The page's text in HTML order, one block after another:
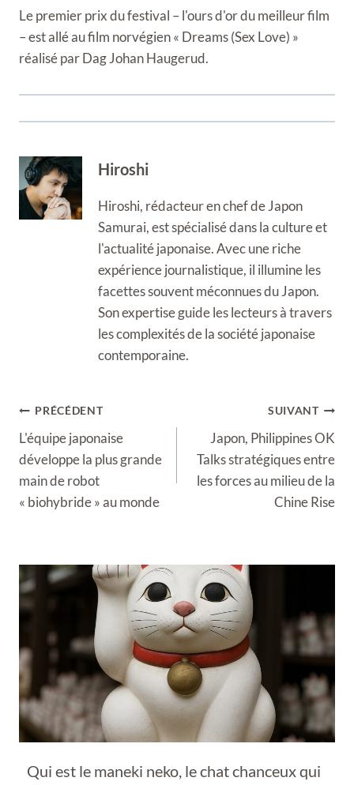
Le premier prix du festival – l'ours d'or du meilleur film
– est allé au film norvégien « Dreams (Sex Love) »
réalisé par Dag Johan Haugerud.
Hiroshi
Hiroshi, rédacteur en chef de Japon
Samurai, est spécialisé dans la culture et
l'actualité japonaise. Avec une riche
expérience journalistique, il illumine les
facettes souvent méconnues du Japon.
Son expertise guide les lecteurs à travers
les complexités de la société japonaise
contemporaine.
Navigation
de
l’article
PRÉCÉDENT
L'équipe japonaise
développe la plus grande
main de robot
« biohybride » au monde
SUIVANT
Japon, Philippines OK
Talks stratégiques entre
les forces au milieu de la
Chine Rise
Qui est le maneki neko, le chat chanceux qui